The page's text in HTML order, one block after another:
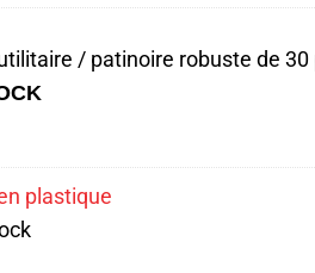
/ patinoire robuste de 30
plastique